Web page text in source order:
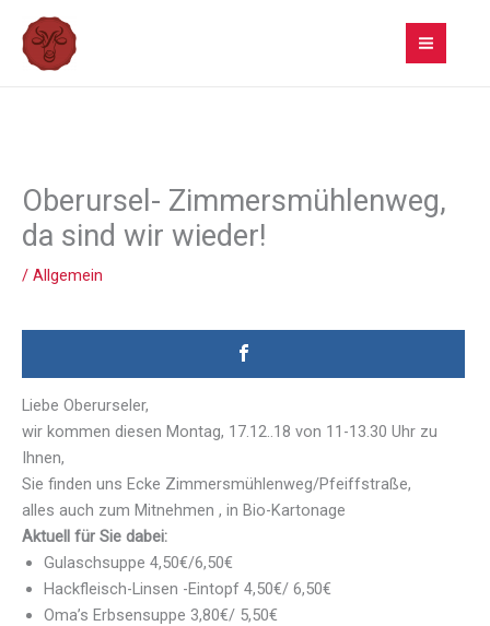
Inhalt
springen
Oberursel- Zimmersmühlenweg,
da sind wir wieder!
/ Allgemein
Liebe Oberurseler,
wir kommen diesen Montag, 17.12..18 von 11-13.30 Uhr zu
Ihnen,
Sie finden uns Ecke Zimmersmühlenweg/Pfeiffstraße,
alles auch zum Mitnehmen , in Bio-Kartonage
Aktuell für Sie dabei:
Gulaschsuppe 4,50€/6,50€
Hackfleisch-Linsen -Eintopf 4,50€/ 6,50€
Oma’s Erbsensuppe 3,80€/ 5,50€